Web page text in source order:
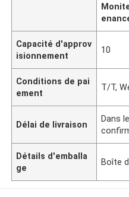
Capacité d'approv
isionnement
10
Conditions de pai
ement
T/T,
Délai de livraison
Dans
Détails d'emballa
ge
Boîte